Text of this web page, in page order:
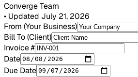
Converge Team
• Updated July 21, 2026
From (Your Business)
Bill To (Client)
Invoice #
Date
Due Date